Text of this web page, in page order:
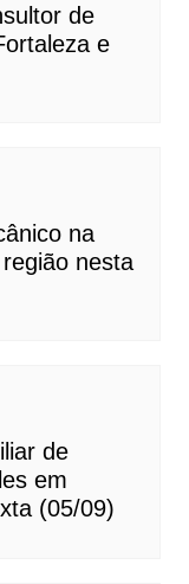
de
e
na
nesta
de
em
(05/09)